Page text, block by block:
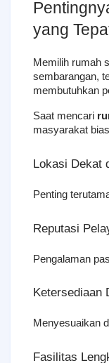
yang
Memilih rumah
sembarangan,
membutuhkan
Saat mencari
masyarakat
Lokasi Dekat
Penting
Reputasi
Pengalaman
Ketersediaan
Menyesuaikan
Fasilitas